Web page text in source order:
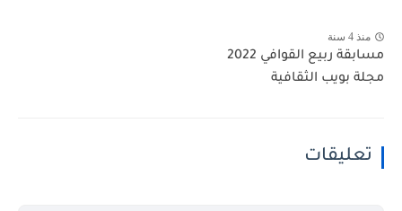
منذ 4 سنة
مسابقة ربيع القوافي 2022
مجلة بويب الثقافية
تعليقات